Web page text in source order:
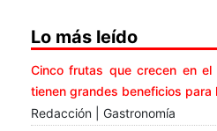
Lo más leído
Cinco frutas que crecen en el
tienen grandes beneficios para
Redacción | Gastronomía